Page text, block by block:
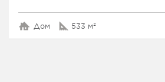
Дом 533 м²